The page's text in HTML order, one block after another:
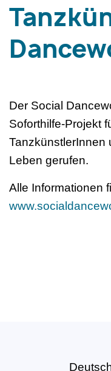
Der Social
Soforthilfe-Projekt
TanzkünstlerInnen
Leben gerufen.
Alle Informationen